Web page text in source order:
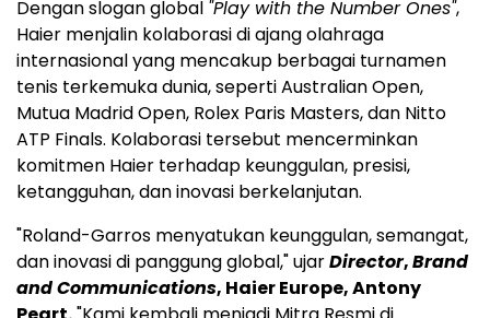
Dengan slogan global "Play with the Number Ones",
Haier menjalin kolaborasi di ajang olahraga
internasional yang mencakup berbagai turnamen
tenis terkemuka dunia, seperti Australian Open,
Mutua Madrid Open, Rolex Paris Masters, dan Nitto
ATP Finals. Kolaborasi tersebut mencerminkan
komitmen Haier terhadap keunggulan, presisi,
ketangguhan, dan inovasi berkelanjutan.
"Roland-Garros menyatukan keunggulan, semangat,
dan inovasi di panggung global," ujarDirector,Brand
and Communications, Haier Europe, Antony